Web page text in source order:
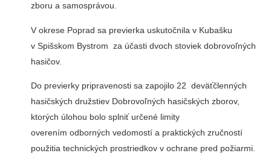
zboru a samosprávou.
V okrese Poprad sa previerka uskutočnila v Kubašku
v Spišskom Bystrom za účasti dvoch stoviek dobrovoľných
hasičov.
Do previerky pripravenosti sa zapojilo 22 deväťčlenných
hasičských družstiev Dobrovoľných hasičských zborov,
ktorých úlohou bolo splniť určené limity
overením odborných vedomostí a praktických zručností
použitia technických prostriedkov v ochrane pred požiarmi.